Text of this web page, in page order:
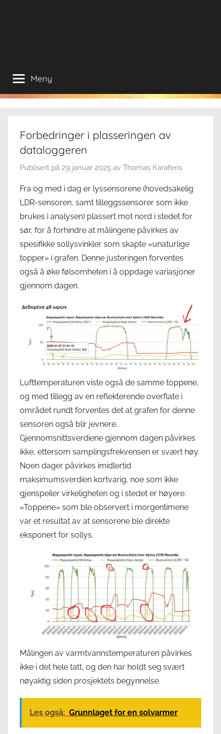
Meny
Forbedringer i plasseringen av
dataloggeren
Publisert på 29 januar 2025 av Thomas Karaferis
Fra og med i dag er lyssensorene (hovedsakelig
LDR-sensoren, samt tilleggssensorer som ikke
brukes i analysen) plassert mot nord i stedet for
sør, for å forhindre at målingene påvirkes av
spesifikke sollysvinkler som skapte «unaturlige
topper» i grafen. Denne justeringen forventes
også å øke følsomheten i å oppdage variasjoner
gjennom dagen.
Lufttemperaturen viste også de samme toppene,
og med tillegg av en reflekterende overflate i
området rundt forventes det at grafen for denne
sensoren også blir jevnere.
Gjennomsnittsverdiene gjennom dagen påvirkes
ikke, ettersom samplingsfrekvensen er svært høy.
Noen dager påvirkes imidlertid
maksimumsverdien kortvarig, noe som ikke
gjenspeiler virkeligheten og i stedet er høyere.
«Toppene» som ble observert i morgentimene
var et resultat av at sensorene ble direkte
eksponert for sollys.
Målingen av varmtvannstemperaturen påvirkes
ikke i det hele tatt, og den har holdt seg svært
nøyaktig siden prosjektets begynnelse.
Les også: Grunnlaget for en solvarmer